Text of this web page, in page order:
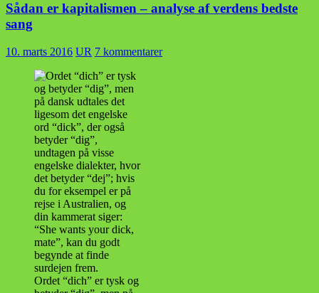
Sådan er kapitalismen – analyse af verdens bedste
sang
10. marts 2016 UR 7 kommentarer
Ordet “dich” er tysk og